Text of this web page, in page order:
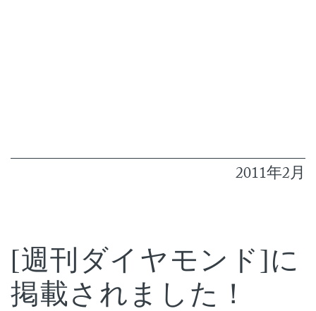
[週刊ダイヤモンド]に
掲載されました！
2011年2月